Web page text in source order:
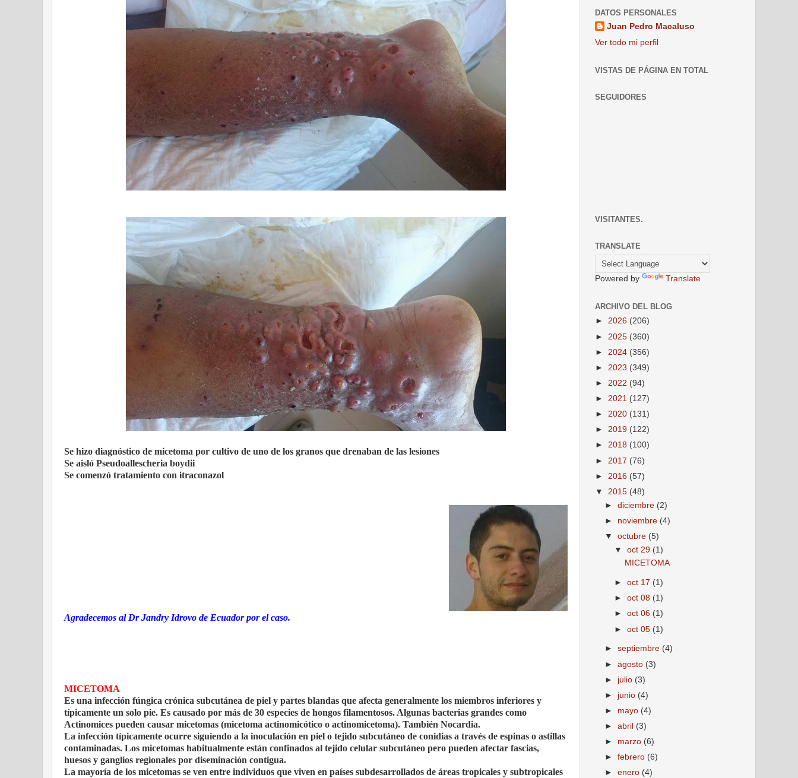
Se hizo diagnóstico de micetoma por cultivo de uno de los granos que drenaban de las lesiones
Se aisló Pseudoallescheria boydii
Se comenzó tratamiento con itraconazol
Agradecemos al Dr Jandry Idrovo de Ecuador por el caso.
MICETOMA
Es una infección fúngica crónica subcutánea de piel y partes blandas que afecta generalmente los miembros inferiores y
típicamente un solo pie. Es causado por más de 30 especies de hongos filamentosos. Algunas bacterias grandes como
Actinomices pueden causar micetomas (micetoma actinomicótico o actinomicetoma). También Nocardia.
La infección típicamente ocurre siguiendo a la inoculación en piel o tejido subcutáneo de conidias a través de espinas o astillas
contaminadas. Los micetomas habitualmente están confinados al tejido celular subcutáneo pero pueden afectar fascias,
huesos y ganglios regionales por diseminación contigua.
La mayoría de los micetomas se ven entre individuos que viven en países subdesarrollados de áreas tropicales y subtropicales
DATOS PERSONALES
Juan Pedro Macaluso
Ver todo mi perfil
VISTAS DE PÁGINA EN TOTAL
SEGUIDORES
VISITANTES.
TRANSLATE
Powered by Translate
ARCHIVO DEL BLOG
► 2026 (206)
► 2025 (360)
► 2024 (356)
► 2023 (349)
► 2022 (94)
► 2021 (127)
► 2020 (131)
► 2019 (122)
► 2018 (100)
► 2017 (76)
► 2016 (57)
▼ 2015 (48)
►diciembre (2)
► noviembre (4)
▼octubre (5)
▼oct 29 (1)
MICETOMA
►oct 17 (1)
►oct 08 (1)
►oct 06 (1)
►oct 05 (1)
►septiembre (4)
►agosto (3)
► julio (3)
► junio (4)
► mayo (4)
►abril (3)
► marzo (6)
►febrero (6)
►enero (4)